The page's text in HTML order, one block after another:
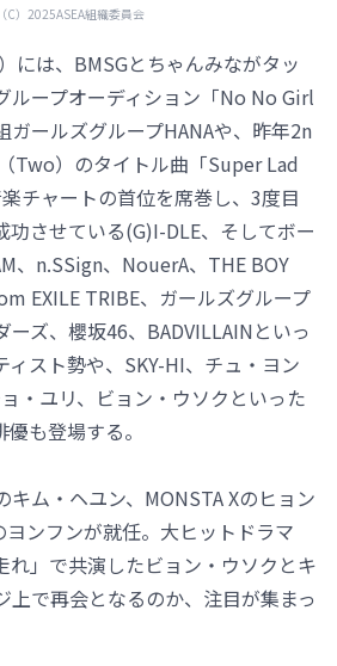
（C）2025ASEA組織委員会
には、BMSGとちゃんみながタッ
ループオーディション「No No Girl
ガールズグループHANAや、昨年2n
Two）のタイトル曲「Super Lad
チャートの首位を席巻し、3度目
功させている(G)I-DLE、そしてボー
、n.SSign、NouerA、THE BOY
EXILE TRIBE、ガールズグループ
ーズ、櫻坂46、BADVILLAINといっ
ィスト勢や、SKY-HI、チュ・ヨン
・ユリ、ビョン・ウソクといった
も登場する。
キム・ヘユン、MONSTA Xのヒョン
ヨンフンが就任。大ヒットドラマ
れ」で共演したビョン・ウソクとキ
上で再会となるのか、注目が集まっ